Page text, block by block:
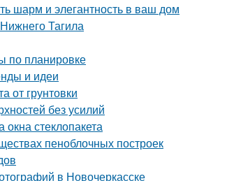
шарм и элегантность в ваш дом
Тагила
по планировке
и идеи
от грунтовки
без усилий
окна стеклопакета
пеноблочных построек
в Новочеркасске